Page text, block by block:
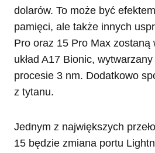
dolarów. To może być
pamięci, ale także innych
Pro oraz 15 Pro Max zostaną
układ A17 Bionic,
procesie 3 nm. Dodatkowo
z tytanu.
Jednym z największych
15 będzie zmiana portu